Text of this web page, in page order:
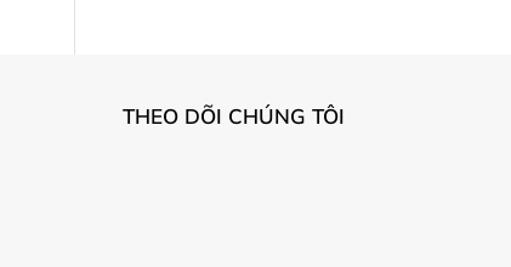
THEO DÕI CHÚNG TÔI